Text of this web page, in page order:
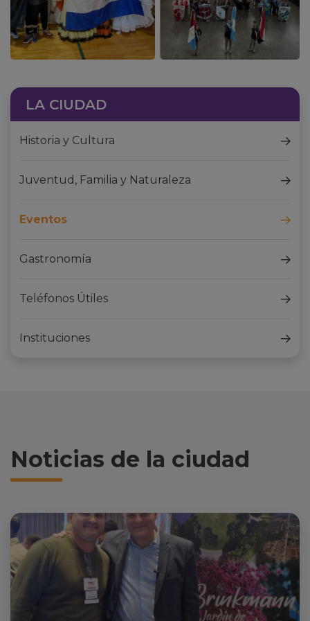
LA CIUDAD
Historia y Cultura
Juventud, Familia y Naturaleza
Eventos
Gastronomía
Teléfonos Útiles
Instituciones
Noticias de la ciudad